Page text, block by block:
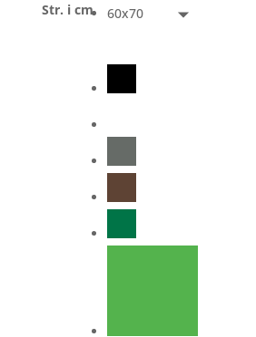
Str. i cm
60x70